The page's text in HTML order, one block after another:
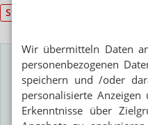
Wir übermitteln Daten
personenbezogenen
speichern und /oder
personalisierte
Erkenntnisse über
Studien
Das Wichtigste des
E-MAIL ADRESSE